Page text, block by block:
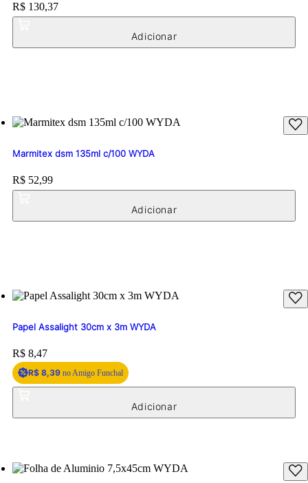
Price:
R$ 130,37
Marmitex dsm 135ml c/100 WYDA
Price:
R$ 52,99
Papel Assalight 30cm x 3m WYDA
Price:
R$ 8,47
R$ 8,39 no Amigo Funchal